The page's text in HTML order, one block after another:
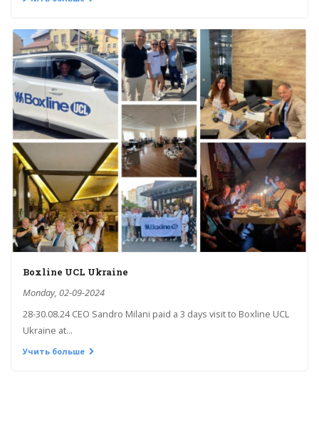
Boxline UCL Ukraine
Monday, 02-09-2024
28-30.08.24 CEO Sandro Milani paid a 3 days visit to Boxline UCL
Ukraine at...
Учить больше